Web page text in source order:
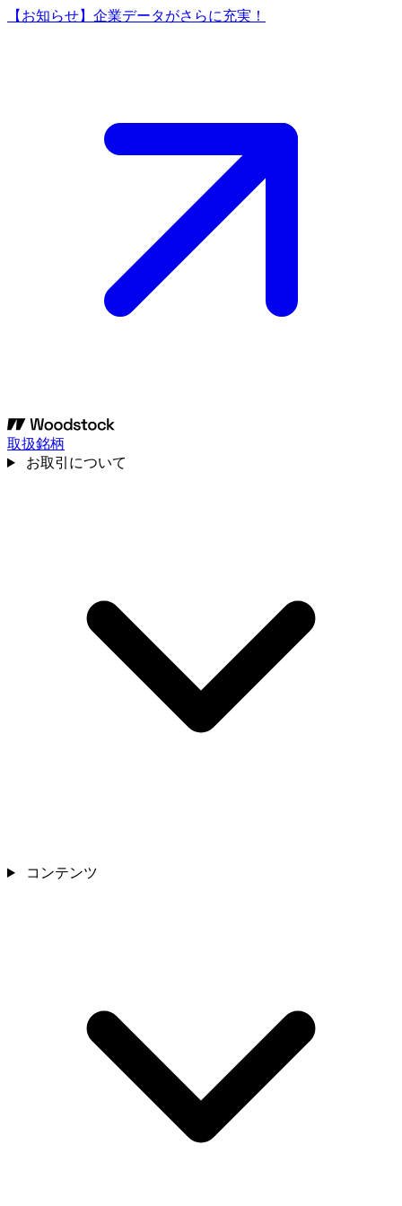
【お知らせ】企業データがさらに充実！
取扱銘柄
お取引について
コンテンツ